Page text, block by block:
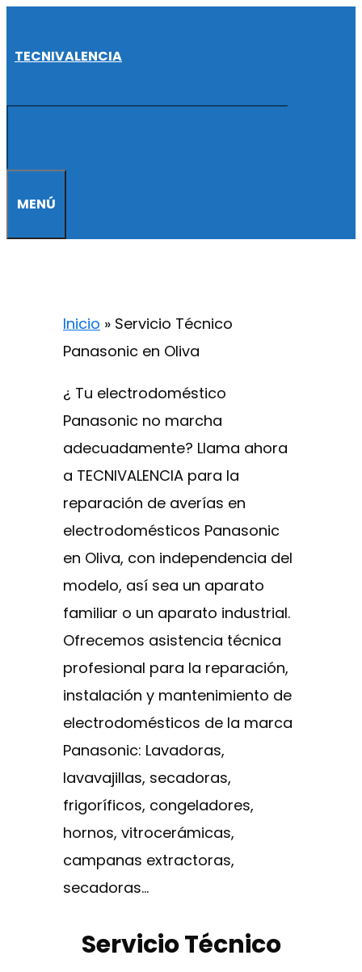
alTECNIVALENCIA
MENÚ
Inicio » Servicio Técnico
Panasonic en Oliva
¿ Tu electrodoméstico
Panasonic no marcha
adecuadamente? Llama ahora
a TECNIVALENCIA para la
reparación de averías en
electrodomésticos Panasonic
en Oliva, con independencia del
modelo, así sea un aparato
familiar o un aparato industrial.
Ofrecemos asistencia técnica
profesional para la reparación,
instalación y mantenimiento de
electrodomésticos de la marca
Panasonic: Lavadoras,
lavavajillas, secadoras,
frigoríficos, congeladores,
hornos, vitrocerámicas,
campanas extractoras,
secadoras…
Servicio Técnico